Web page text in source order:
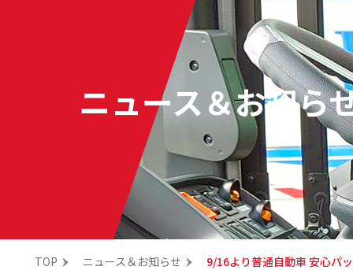
ニュース＆お知ら
TOP ニュース＆お知らせ 9/16より普通自動車 安心パ